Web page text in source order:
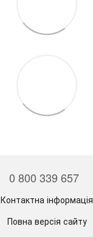
0 800 339 657
Контактна інформація
Повна версія сайту